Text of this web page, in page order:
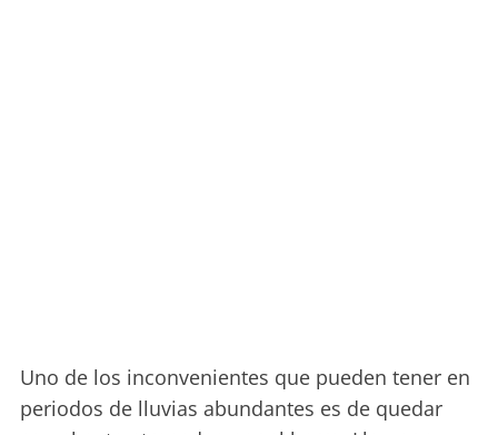
Uno de los inconvenientes que pueden tener en
periodos de lluvias abundantes es de quedar